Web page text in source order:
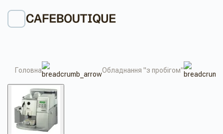
Головна Обладнання "з пробігом"